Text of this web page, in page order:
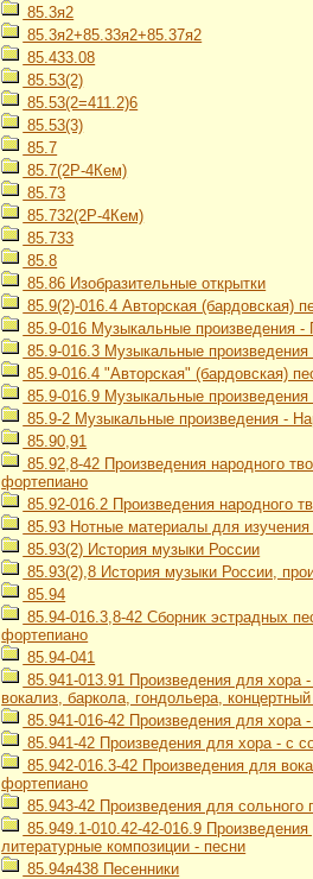
85.3я2
85.3я2+85.33я2+85.37я2
85.433.08
85.53(2)
85.53(2=411.2)6
85.53(3)
85.7
85.7(2Р-4Кем)
85.73
85.732(2Р-4Кем)
85.733
85.8
85.86 Изобразительные открытки
85.9(2)-016.4 Авторская (бардовская)
85.9-016 Музыкальные произведения -
85.9-016.3 Музыкальные
85.9-016.4 "Авторская" (бардовская)
85.9-016.9 Музыкальные произведения
85.9-2 Музыкальные произведения -
85.90,91
85.92,8-42 Произведения народного
фортепиано
85.92-016.2 Произведения народного
85.93 Нотные материалы для изучения
85.93(2) История музыки России
85.93(2),8 История музыки России,
85.94
85.94-016.3,8-42 Сборник эстрадных
фортепиано
85.94-041
85.941-013.91 Произведения для хора
вокализ, баркола, гондольера,
85.941-016-42 Произведения для
85.941-42 Произведения для хора - с
85.942-016.3-42 Произведения для
фортепиано
85.943-42 Произведения для
85.949.1-010.42-42-016.9
литературные композиции - песни
85.94я438 Песенники